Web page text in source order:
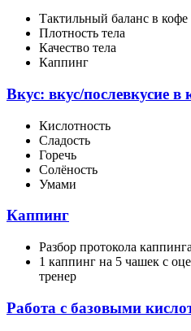
Тактильный баланс в кофе
Плотность тела
Качество тела
Каппинг
Вкус: вкус/послевкусие
Кислотность
Сладость
Горечь
Солёность
Умами
Каппинг
Разбор протокола каппинга
1 каппинг на 5 чашек с
тренер
Работа с базовыми